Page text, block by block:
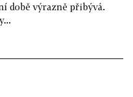
době výrazně přibývá.